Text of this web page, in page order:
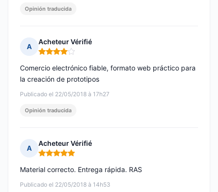
Opinión traducida
A
Acheteur Vérifié
Nota: 4 de 5
Publicado el 22/05/2018 à 17h27
Comercio electrónico fiable, formato web práctico para
la creación de prototipos
Opinión traducida
A
Acheteur Vérifié
Nota: 5 de 5
Publicado el 22/05/2018 à 14h53
Material correcto. Entrega rápida. RAS